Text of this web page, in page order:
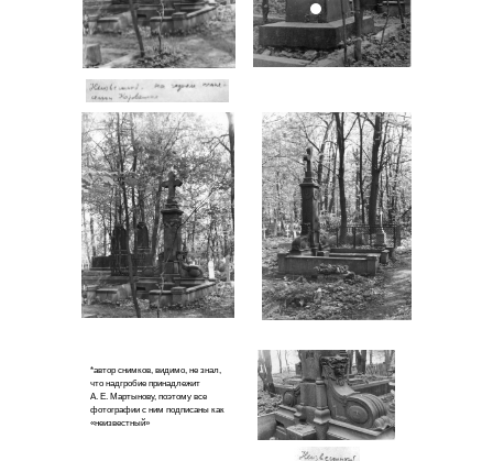
*автор снимков, видимо, не знал,
что надгробие принадлежит
А. Е. Мартынову, поэтому все
фотографии с ним подписаны как
«неизвестный»